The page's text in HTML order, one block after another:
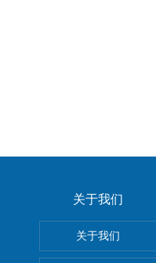
关于我们
关于我们